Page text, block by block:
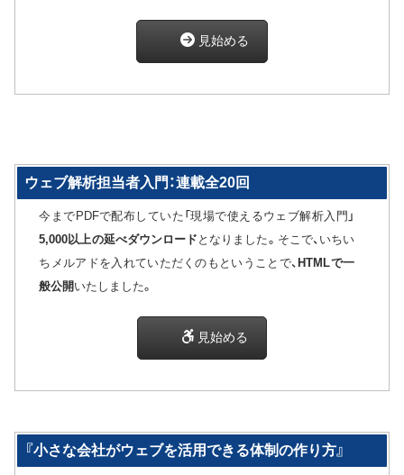
見始める
ウェブ解析担当者入門：連載全20回
今までPDFで配布していた「現場で使えるウェブ解析入門」
5,000以上の延べダウンロード となりました。そこで、いちい
ちメルアドを入れていただくのもということで、 HTMLで一
般公開 いたしました。
見始める
『小さな会社がウェブを活用できる体制の作り方』